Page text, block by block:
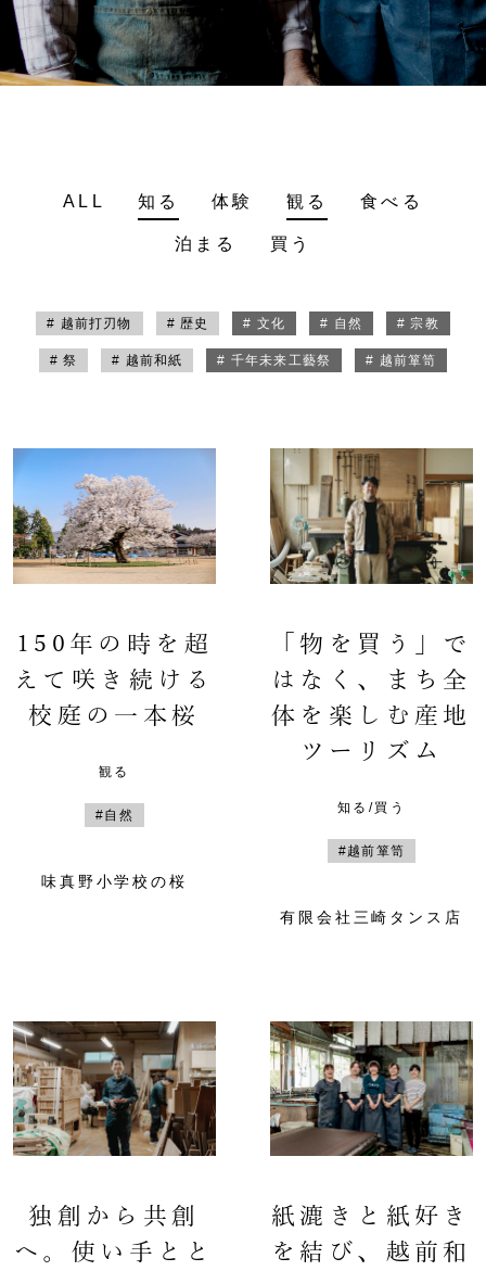
ALL 知る 体験 観る 食べる
泊まる 買う
# 越前打刃物 # 歴史 # 文化 # 自然 # 宗教
# 祭 # 越前和紙 # 千年未来工藝祭 # 越前箪笥
150年の時を超
えて咲き続ける
校庭の一本桜
観る
#自然
味真野小学校の桜
「物を買う」で
はなく、まち全
体を楽しむ産地
ツーリズム
知る/買う
#越前箪笥
有限会社三崎タンス店
独創から共創
へ。使い手とと
紙漉きと紙好き
を結び、越前和